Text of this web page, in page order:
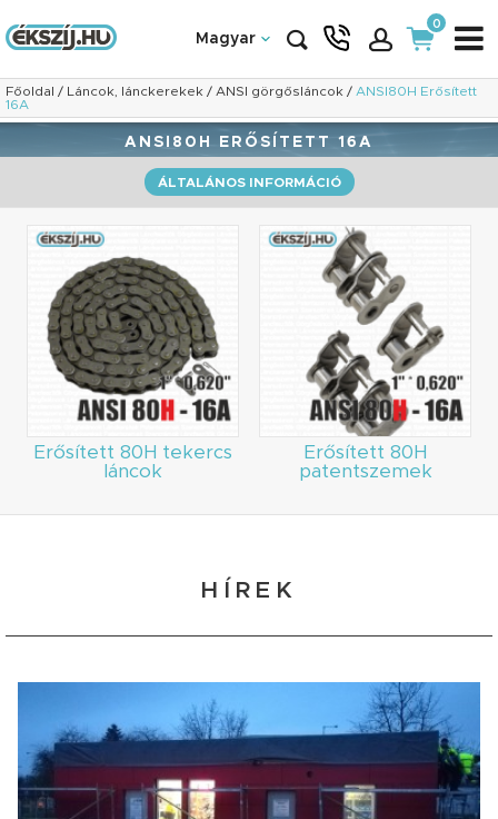
Magyar
0
Főoldal / Láncok, lánckerekek / ANSI görgősláncok / ANSI80H Erősített
16A
ANSI80H ERŐSÍTETT 16A
ÁLTALÁNOS INFORMÁCIÓ
Erősített 80H tekercs
láncok
Erősített 80H
patentszemek
HÍREK